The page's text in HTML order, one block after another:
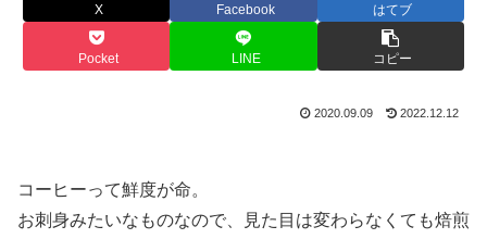
X Facebook はてブ
Pocket LINE コピー
2020.09.09 2022.12.12
コーヒーって鮮度が命。
お刺身みたいなものなので、見た目は変わらなくても焙煎